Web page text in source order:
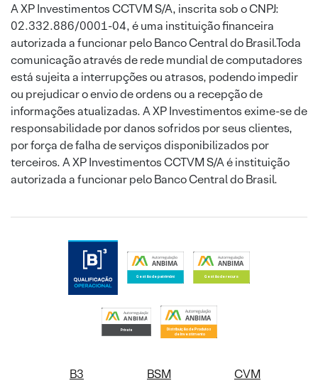
A XP Investimentos CCTVM S/A, inscrita sob o CNPJ:
02.332.886/0001-04, é uma instituição financeira
autorizada a funcionar pelo Banco Central do Brasil.Toda
comunicação através de rede mundial de computadores
está sujeita a interrupções ou atrasos, podendo impedir
ou prejudicar o envio de ordens ou a recepção de
informações atualizadas. A XP Investimentos exime-se de
responsabilidade por danos sofridos por seus clientes,
por força de falha de serviços disponibilizados por
terceiros. A XP Investimentos CCTVM S/A é instituição
autorizada a funcionar pelo Banco Central do Brasil.
B3 BSM CVM